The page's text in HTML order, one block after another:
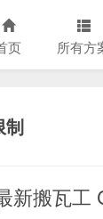
页 所有方
制
新搬瓦工